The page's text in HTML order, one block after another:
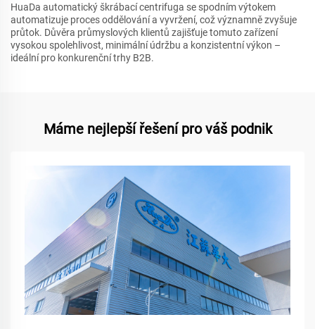
HuaDa automatický škrábací centrifuga se spodním výtokem
automatizuje proces oddělování a vyvržení, což významně zvyšuje
průtok. Důvěra průmyslových klientů zajišťuje tomuto zařízení
vysokou spolehlivost, minimální údržbu a konzistentní výkon –
ideální pro konkurenční trhy B2B.
Máme nejlepší řešení pro váš podnik